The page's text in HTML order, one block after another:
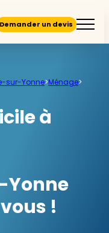
Demander un devis
sur-Yonne>Ménage>
à
!